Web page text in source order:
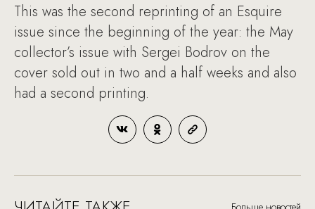
This was the second reprinting of an Esquire
issue since the beginning of the year: the May
collector’s issue with Sergei Bodrov on the
cover sold out in two and a half weeks and also
had a second printing.